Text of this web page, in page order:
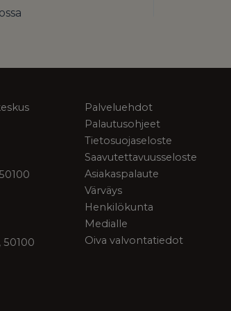
50100
Palveluehdot
Palautusohjeet
Tietosuojaseloste
Saavutettavuusseloste
Asiakaspalaute
Värväys
Henkilökunta
Medialle
Oiva valvontatiedot